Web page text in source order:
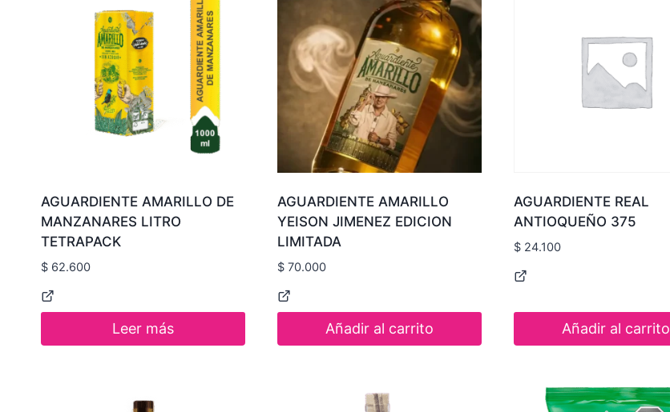
AGUARDIENTE AMARILLO DE
MANZANARES LITRO
TETRAPACK
$ 62.600
Leer más
AGUARDIENTE AMARILLO
YEISON JIMENEZ EDICION
LIMITADA
$70.000
Añadir al carrito
AGUARDIENTE REAL
ANTIOQUEÑO 375
$24.100
Añadir al carrito